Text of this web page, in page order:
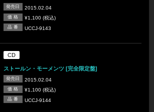
発売日 2015.02.04
価 格 ¥1,100 (税込)
品 番 UCCJ-9143
CD
ストールン・モーメンツ [完全限定盤]
発売日 2015.02.04
価 格 ¥1,100 (税込)
品 番 UCCJ-9144